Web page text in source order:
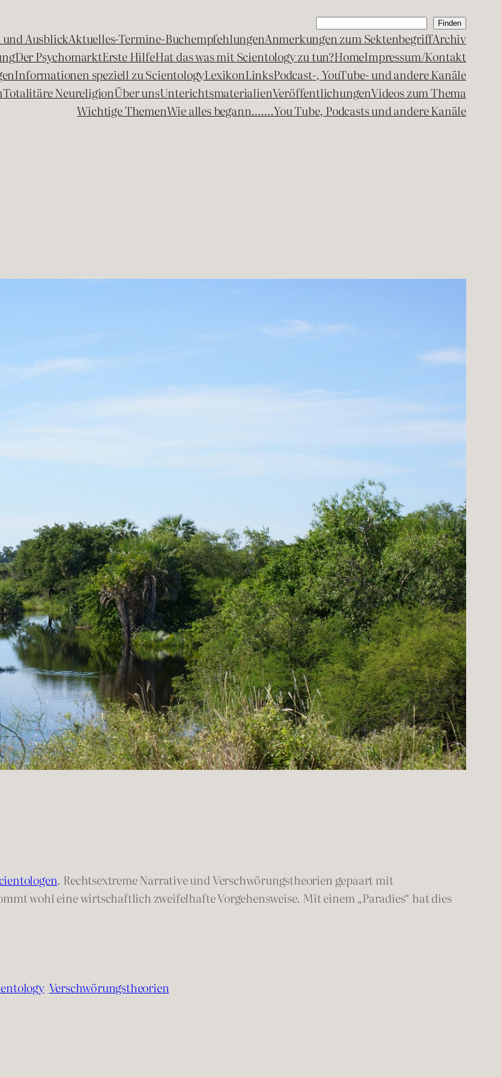
Suchen Finden
AusblickAktuelles-Termine-BuchempfehlungenAnmerkungen zum SektenbegriffArchiv
Der PsychomarktErste HilfeHat das was mit Scientology zu tun?HomeImpressum/Kontakt
Informationen speziell zu ScientologyLexikonLinksPodcast-, YouTube- und andere Kanäle
Totalitäre NeureligionÜber unsUnterichtsmaterialienVeröffentlichungenVideos zum Thema
Wichtige ThemenWie alles begann…….You Tube, Podcasts und andere Kanäle
. Rechtsextreme Narrative und Verschwörungstheorien gepaart mit
wohl eine wirtschaftlich zweifelhafte Vorgehensweise. Mit einem „Paradies“ hat dies
Verschwörungstheorien